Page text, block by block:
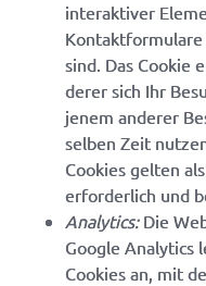
interaktiver
sind. Das Cookie
derer sich Ihr
jenem anderer
selben Zeit
Cookies gelten
erforderlich und
Analytics:Die
Google Analytics
Cookies an, mit